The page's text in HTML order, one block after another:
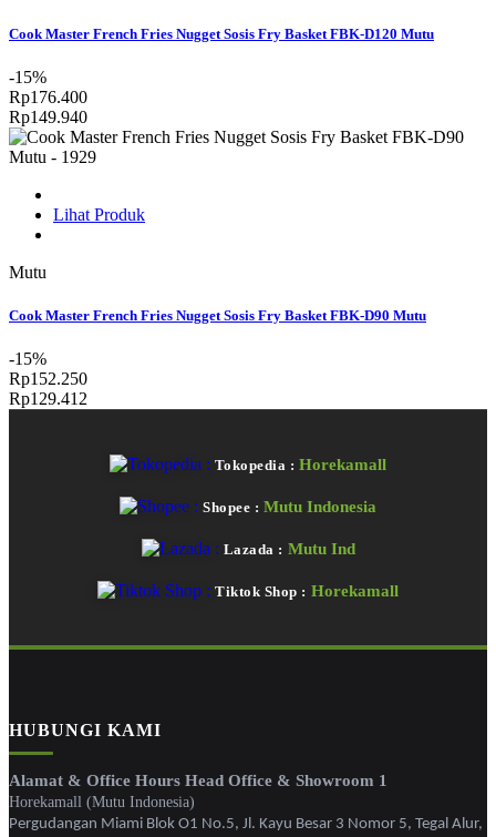
Cook Master French Fries Nugget Sosis Fry Basket FBK-D120 Mutu
-15%
Rp176.400
Rp149.940
Lihat Produk
Mutu
Cook Master French Fries Nugget Sosis Fry Basket FBK-D90 Mutu
-15%
Rp152.250
Rp129.412
Tokopedia : Horekamall
Shopee : Mutu Indonesia
Lazada : Mutu Ind
Tiktok Shop : Horekamall
HUBUNGI KAMI
Alamat & Office Hours Head Office & Showroom 1
Horekamall (Mutu Indonesia)
Pergudangan Miami Blok O1 No.5, Jl. Kayu Besar 3 Nomor 5, Tegal Alur,